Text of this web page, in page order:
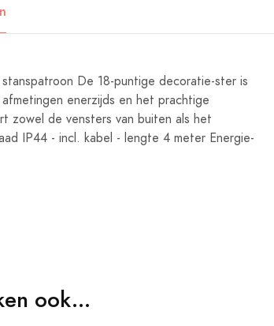
De 18-puntige decoratie-ster is
enerzijds en het prachtige
zowel de vensters van buiten als het
IP44 - incl. kabel - lengte 4 meter Energie-
ook...